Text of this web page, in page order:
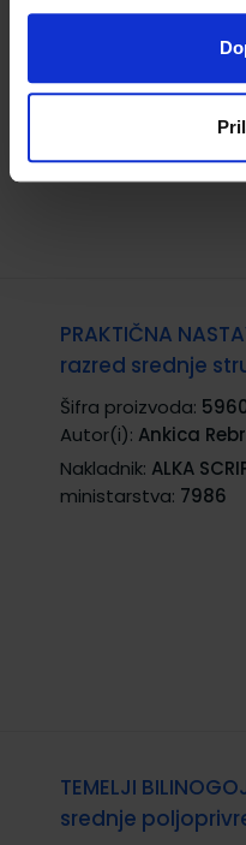
Nakladnik:ALKA
7985
PRAKTIČNA
razred srednje
Šifra proizvoda:
Autor(i): Ankica
Nakladnik: ALKA
ministarstva: 7986
TEMELJI
srednje